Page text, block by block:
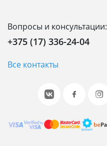
Вопросы и консультации:
+375 (17) 336-24-04
Все контакты